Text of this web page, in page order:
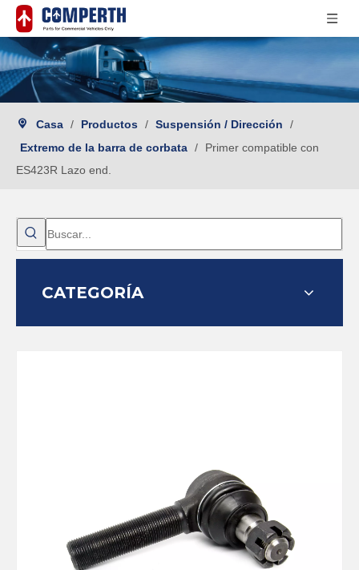
Casa / Productos / Suspensión / Dirección
/
Extremo de la barra de corbata /
Primer compatible con
ES423R Lazo end.
CATEGORÍA